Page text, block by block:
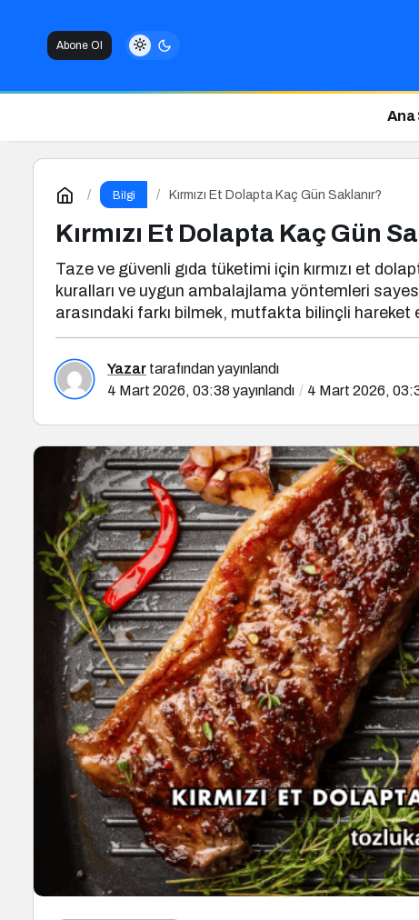
Abone Ol
Ana
Bilgi Kırmızı Et Dolapta Kaç Gün Saklanır?
Kırmızı Et Dolapta Kaç Gün
Taze ve güvenli gıda tüketimi için kırmızı et
kuralları ve uygun ambalajlama yöntemleri
arasındaki farkı bilmek, mutfakta bilinçli hareket
Yazar tarafından yayınlandı
4 Mart 2026, 03:38 yayınlandı 4 Mart 2026,